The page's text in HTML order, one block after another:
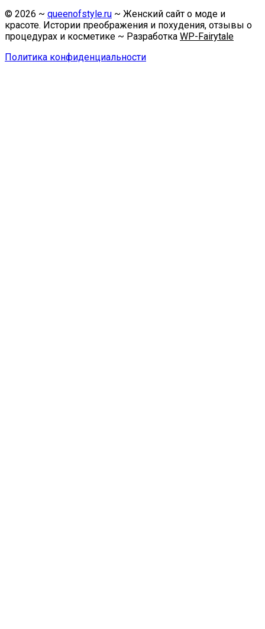
© 2026 ~ queenofstyle.ru ~ Женский сайт о моде и
красоте. Истории преображения и похудения, отзывы о
процедурах и косметике ~ Разработка WP-Fairytale
Политика конфиденциальности